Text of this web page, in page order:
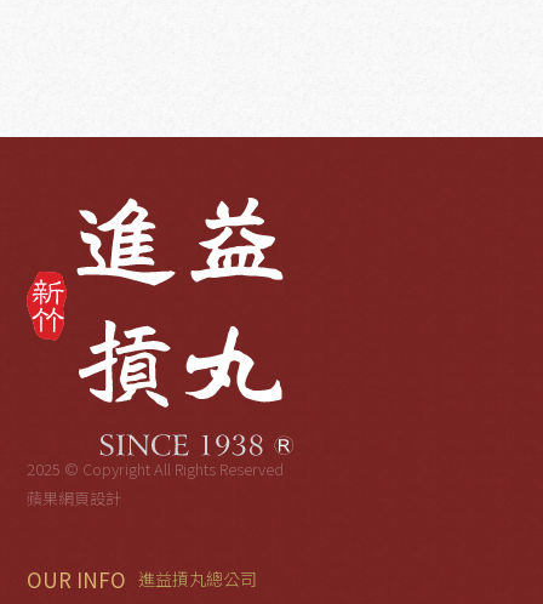
2025 © Copyright All Rights Reserved
蘋果網頁設計
OUR INFO 進益摃丸總公司